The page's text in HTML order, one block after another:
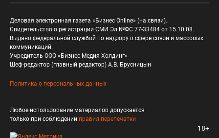
Деловая электронная газета «Бизнес Online» (на связи).
Свидетельство о регистрации СМИ Эл №ФС 77-33484 от 15.10.08.
Выдано федеральной службой по надзору в сфере связи и массовых
коммуникаций.
Учредитель ООО «Бизнес Медия Холдинг»
Шеф-редактор (главный редактор) А.В. Брусницын
Политика о персональных данных
Любое использование материалов допускается
только при соблюдении правил перепечатки
18+